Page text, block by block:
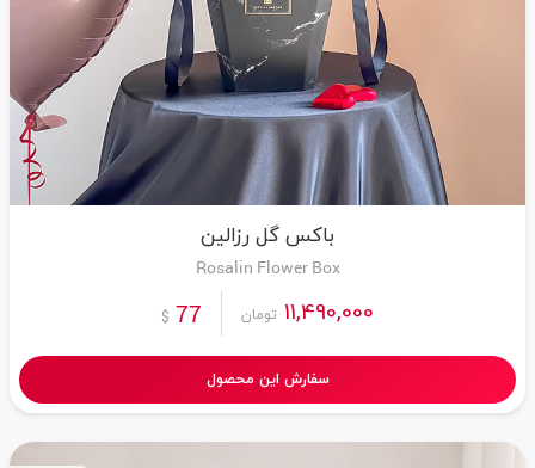
باکس گل رزالین
Rosalin Flower Box
11,490,000 تومان 77
$
سفارش این محصول